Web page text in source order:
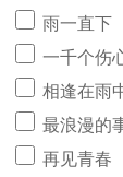
雨一直下
一千个伤
相逢在雨
最浪漫的
再见青春